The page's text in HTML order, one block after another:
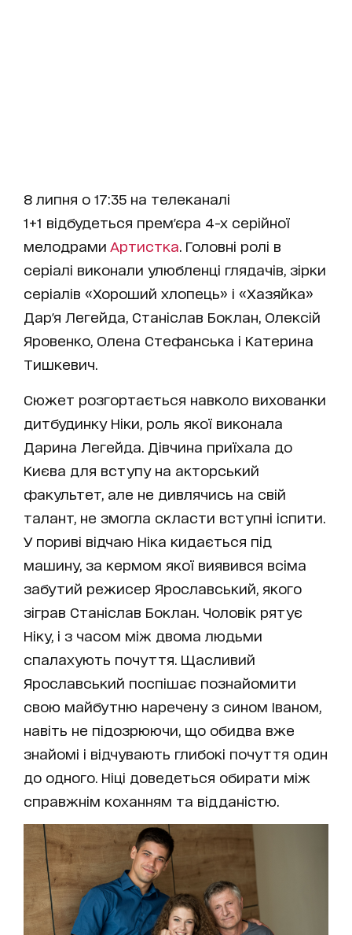
8 липня о 17:35 на телеканалі
1+1 відбудеться прем'єра 4-х серійної
мелодрами Артистка . Головні ролі в
серіалі виконали улюбленці глядачів, зірки
серіалів «Хороший хлопець» і «Хазяйка»
Дар'я Легейда, Станіслав Боклан, Олексій
Яровенко, Олена Стефанська і Катерина
Тишкевич.
Сюжет розгортається навколо вихованки
дитбудинку Ніки, роль якої виконала
Дарина Легейда. Дівчина приїхала до
Києва для вступу на акторський
факультет, але не дивлячись на свій
талант, не змогла скласти вступні іспити.
У пориві відчаю Ніка кидається під
машину, за кермом якої виявився всіма
забутий режисер Ярославський, якого
зіграв Станіслав Боклан. Чоловік рятує
Ніку, і з часом між двома людьми
спалахують почуття. Щасливий
Ярославський поспішає познайомити
свою майбутню наречену з сином Іваном,
навіть не підозрюючи, що обидва вже
знайомі і відчувають глибокі почуття один
до одного. Ніці доведеться обирати між
справжнім коханням та відданістю.